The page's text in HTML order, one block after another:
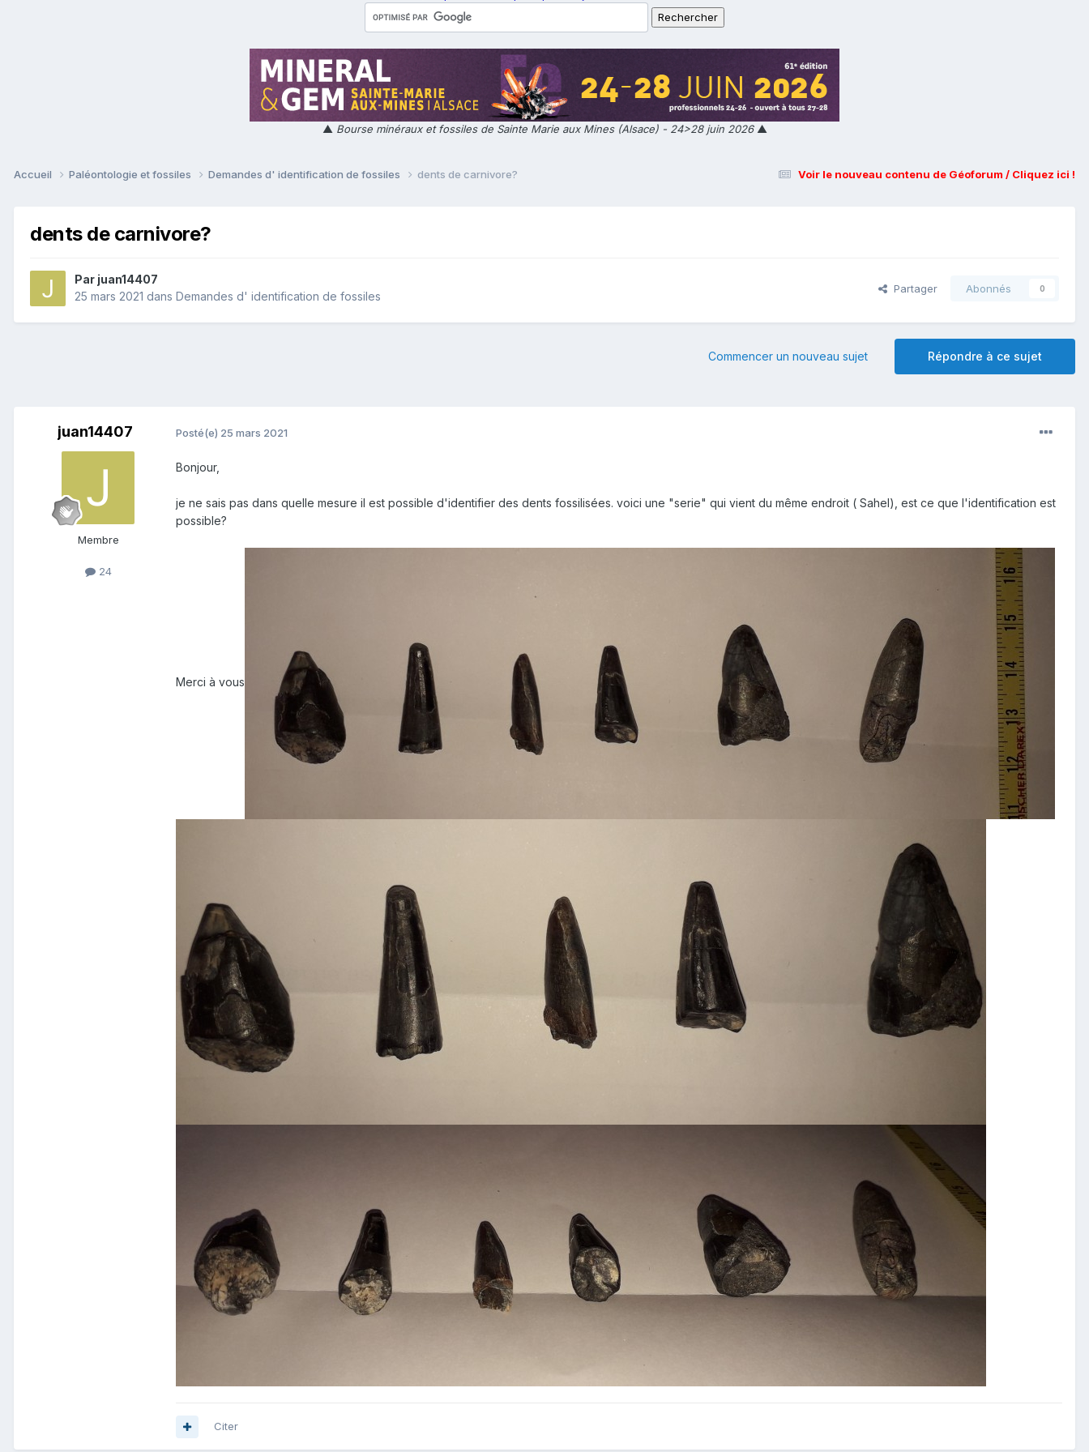
▲ Bourse minéraux et fossiles de Sainte Marie aux Mines (Alsace) - 24>28 juin 2026▲
Voir le nouveau contenu de Géoforum / Cliquez ici !
Accueil Paléontologie et fossiles Demandes d' identification de fossiles dents de carnivore?
dents de carnivore?
Par juan14407
25 mars 2021 dans Demandes d' identification de fossiles
Partager Abonnés 0
Répondre à ce sujet
Commencer un nouveau sujet
juan14407
Membre
24
Posté(e) 25 mars 2021
Bonjour,
je ne sais pas dans quelle mesure il est possible d'identifier des dents fossilisées. voici une "serie" qui vient du même endroit ( Sahel), est ce que l'identification est
possible?
Merci à vous
Citer